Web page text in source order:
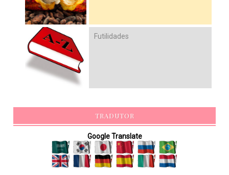
Futilidades
TRADUTOR
Google Translate